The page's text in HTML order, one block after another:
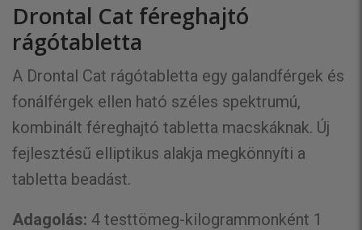
Drontal Cat féreghajtó
rágótabletta
A Drontal Cat rágótabletta egy galandférgek és
fonálférgek ellen ható széles spektrumú,
kombinált féreghajtó tabletta macskáknak. Új
fejlesztésű elliptikus alakja megkönnyíti a
tabletta beadást.
Adagolás: 4 testtömeg-kilogrammonként 1